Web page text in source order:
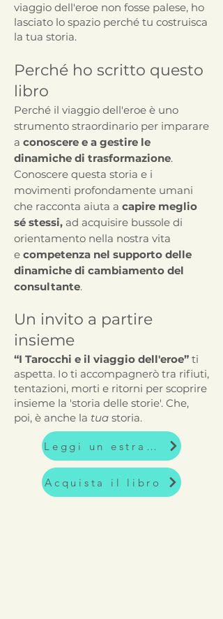
viaggio dell'eroe non fosse palese, ho
lasciato lo spazio perché tu costruisca
la tua storia.
Perché ho scritto questo
libro
Perché il viaggio dell'eroe è uno
strumento straordinario per imparare
a conoscere e a gestire le
dinamiche di trasformazione.
Conoscere questa storia e i
movimenti profondamente umani
che racconta aiuta a capire meglio
sé stessi, ad acquisire bussole di
orientamento nella nostra vita
e competenza nel supporto delle
dinamiche di cambiamento del
consultante.
Un invito a partire
insieme
“I Tarocchi e il viaggio dell'eroe” ti
aspetta. Io ti accompagnerò tra rifiuti,
tentazioni, morti e ritorni per scoprire
insieme la 'storia delle storie'. Che,
poi, è anche la tua storia.
Leggi un estratto
Acquista il libro